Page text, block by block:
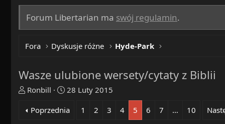
Forum Libertarian ma swój regulamin.
Fora Dyskusje różne Hyde-Park
Wasze ulubione wersety/cytaty z Biblii
T
r
Ronbill
R
z
28 Luty 2015
Poprzednia
1 2 3 4 5 6 7 … 10